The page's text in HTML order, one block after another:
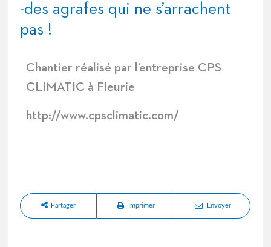
-des agrafes qui ne s’arrachent
pas !
Chantier réalisé par l’entreprise CPS
CLIMATIC à Fleurie
http://www.cpsclimatic.com/
Partager Imprimer Envoyer